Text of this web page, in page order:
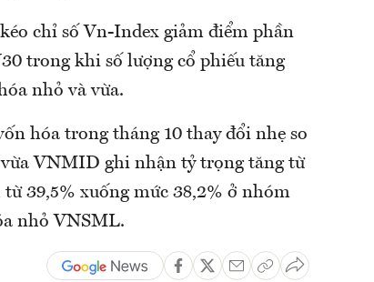
chỉ số Vn-Index giảm điểm phần
trong khi số lượng cổ phiếu tăng
nhỏ và vừa.
hóa trong tháng 10 thay đổi nhẹ so
VNMID ghi nhận tỷ trọng tăng từ
39,5% xuống mức 38,2% ở nhóm
nhỏ VNSML.